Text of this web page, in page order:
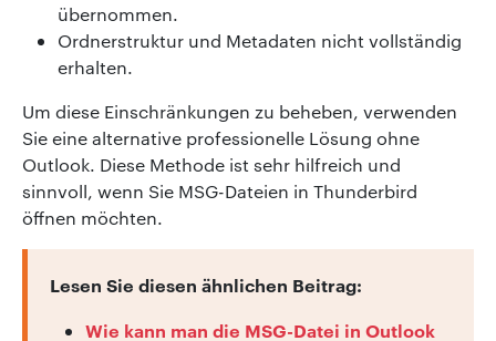
übernommen.
Ordnerstruktur und Metadaten nicht vollständig
erhalten.
Um diese Einschränkungen zu beheben, verwenden
Sie eine alternative professionelle Lösung ohne
Outlook. Diese Methode ist sehr hilfreich und
sinnvoll, wenn Sie MSG-Dateien in Thunderbird
öffnen möchten.
Lesen Sie diesen ähnlichen Beitrag:
Wie kann man die MSG-Datei in Outlook